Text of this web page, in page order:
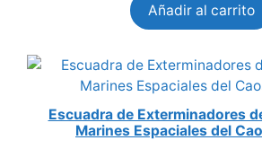
Añadir al carrito
Escuadra de Exterminadores
Marines Espaciales del